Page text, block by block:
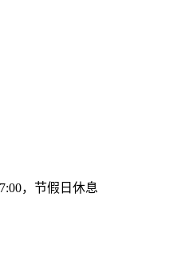
，节假日休息